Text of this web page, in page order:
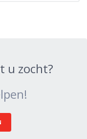
u zocht?